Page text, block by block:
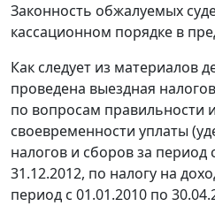
Законность обжалуемых
кассационном порядке в
Как следует из материалов
проведена выездная
по вопросам правильности
своевременности уплаты
налогов и сборов за период
31.12.2012, по налогу на
период с 01.01.2010 по